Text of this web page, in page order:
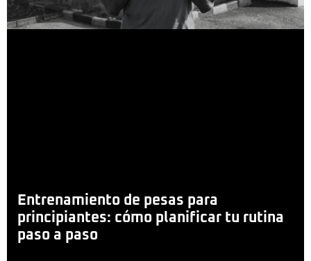
Entrenamiento de pesas para
principiantes: cómo planificar tu rutina
paso a paso